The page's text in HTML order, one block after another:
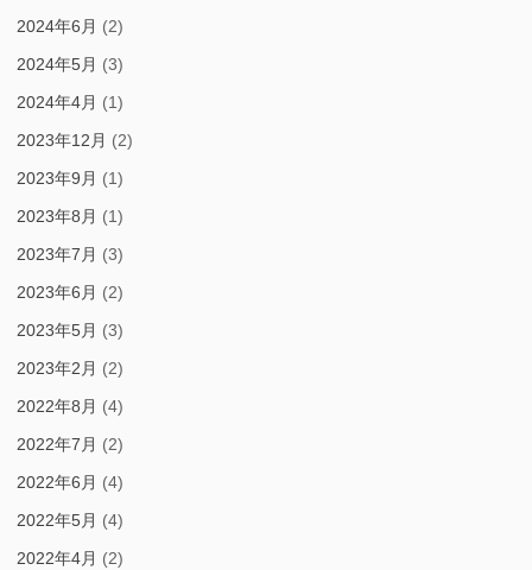
2024年6月 (2)
2024年5月 (3)
2024年4月 (1)
2023年12月 (2)
2023年9月 (1)
2023年8月 (1)
2023年7月 (3)
2023年6月 (2)
2023年5月 (3)
2023年2月 (2)
2022年8月 (4)
2022年7月 (2)
2022年6月 (4)
2022年5月 (4)
2022年4月 (2)